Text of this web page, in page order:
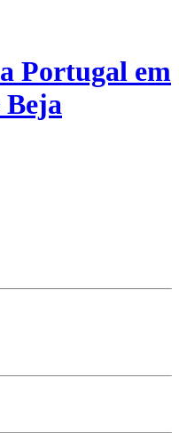
Portugal em